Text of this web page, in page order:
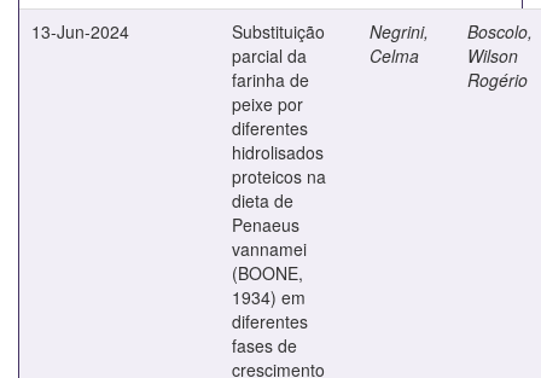
13-Jun-2024
Substituição
parcial da
farinha de
peixe por
diferentes
hidrolisados
proteicos na
dieta de
Penaeus
vannamei
(BOONE,
1934) em
diferentes
fases de
crescimento
Negrini,
Celma
Boscolo,
Wilson
Rogério